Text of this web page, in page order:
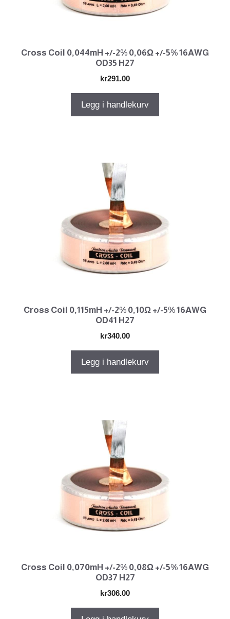
Cross Coil 0,044mH +/-2% 0,06Ω +/-5% 16AWG
OD35 H27
kr291.00
Legg i handlekurv
Cross Coil 0,115mH +/-2% 0,10Ω +/-5% 16AWG
OD41 H27
kr340.00
Legg i handlekurv
Cross Coil 0,070mH +/-2% 0,08Ω +/-5% 16AWG
OD37 H27
kr306.00